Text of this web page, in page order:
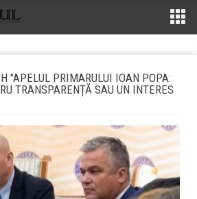
"APELUL PRIMARULUI IOAN POPA:
TRANSPARENȚĂ SAU UN INTERES